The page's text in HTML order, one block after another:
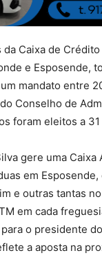
da Caixa de
e Esposende,
mandato entre
Conselho de
foram eleitos a
gere uma Caixa
em
e outras tantas
em cada
o presidente
a aposta na